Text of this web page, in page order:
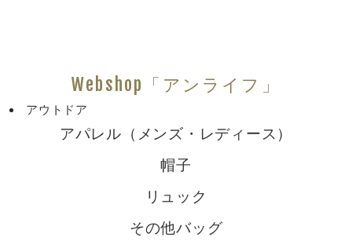
Webshop「アンライフ」
アウトドア
アパレル（メンズ・レディース）
帽子
リュック
その他バッグ